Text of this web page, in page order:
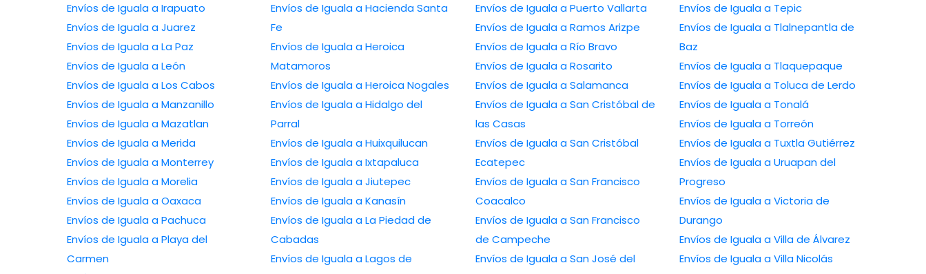
Envíos de Iguala a Irapuato
Envíos de Iguala a Juarez
Envíos de Iguala a La Paz
Envíos de Iguala a León
Envíos de Iguala a Los Cabos
Envíos de Iguala a Manzanillo
Envíos de Iguala a Mazatlan
Envíos de Iguala a Merida
Envíos de Iguala a Monterrey
Envíos de Iguala a Morelia
Envíos de Iguala a Oaxaca
Envíos de Iguala a Pachuca
Envíos de Iguala a Playa del
Carmen
Envíos de Iguala a Hacienda Santa
Fe
Envíos de Iguala a Heroica
Matamoros
Envíos de Iguala a Heroica Nogales
Envíos de Iguala a Hidalgo del
Parral
Envíos de Iguala a Huixquilucan
Envíos de Iguala a Ixtapaluca
Envíos de Iguala a Jiutepec
Envíos de Iguala a Kanasín
Envíos de Iguala a La Piedad de
Cabadas
Envíos de Iguala a Lagos de
Envíos de Iguala a Puerto Vallarta
Envíos de Iguala a Ramos Arizpe
Envíos de Iguala a Río Bravo
Envíos de Iguala a Rosarito
Envíos de Iguala a Salamanca
Envíos de Iguala a San Cristóbal de
las Casas
Envíos de Iguala a San Cristóbal
Ecatepec
Envíos de Iguala a San Francisco
Coacalco
Envíos de Iguala a San Francisco
de Campeche
Envíos de Iguala a San José del
Envíos de Iguala a Tepic
Envíos de Iguala a Tlalnepantla de
Baz
Envíos de Iguala a Tlaquepaque
Envíos de Iguala a Toluca de Lerdo
Envíos de Iguala a Tonalá
Envíos de Iguala a Torreón
Envíos de Iguala a Tuxtla Gutiérrez
Envíos de Iguala a Uruapan del
Progreso
Envíos de Iguala a Victoria de
Durango
Envíos de Iguala a Villa de Álvarez
Envíos de Iguala a Villa Nicolás